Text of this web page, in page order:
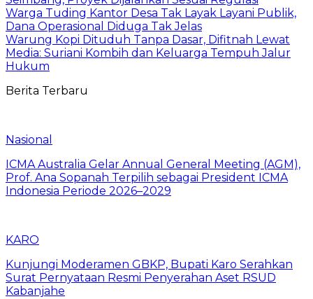
Warga Tuding Kantor Desa Tak Layak Layani Publik,
Dana Operasional Diduga Tak Jelas
Warung Kopi Dituduh Tanpa Dasar, Difitnah Lewat
Media: Suriani Kombih dan Keluarga Tempuh Jalur
Hukum
Berita Terbaru
Nasional
ICMA Australia Gelar Annual General Meeting (AGM),
Prof. Ana Sopanah Terpilih sebagai President ICMA
Indonesia Periode 2026–2029
KARO
Kunjungi Moderamen GBKP, Bupati Karo Serahkan
Surat Pernyataan Resmi Penyerahan Aset RSUD
Kabanjahe